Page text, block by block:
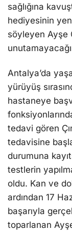
sağlığına
hediyesinin
söyleyen Ayşe
Antalya’da
yürüyüş
hastaneye
tedavi gören
tedavisine
durumuna
testlerin
oldu. Kan ve
ardından 17
başarıyla
toparlanan